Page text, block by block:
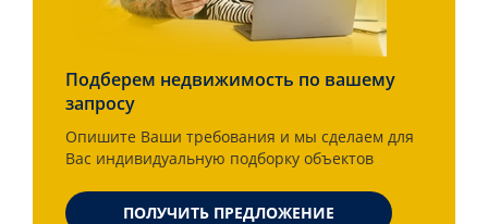
Подберем недвижимость по вашему
запросу
Опишите Ваши требования и мы сделаем для
Вас индивидуальную подборку объектов
ПОЛУЧИТЬ ПРЕДЛОЖЕНИЕ